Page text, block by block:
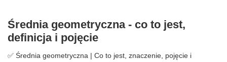
Średnia geometryczna - co to jest,
definicja i pojęcie
✅ Średnia geometryczna | Co to jest, znaczenie, pojęcie i